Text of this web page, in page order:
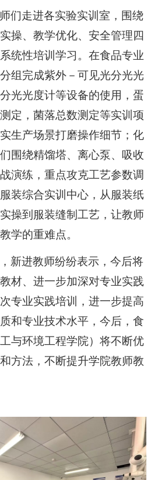
们走进各实验实训室，围绕
操、教学优化、安全管理四
统性培训学习。在食品专业
组完成紫外 －可见光分光光
光光度计等设备的使用 ，蛋
定，菌落总数测定等实训项
生产场景打磨操作细节；化
围绕精馏塔、离心泵、吸收
演练，重点攻克工艺参数调
服装综合实训中心，从服装纸
操到服装缝制工艺，让教师
学的重难点。
新进教师纷纷表示，今后将
材、进一步加深对专业实践
专业实践培训，进一步提高
和专业技术水平，今后，食
与环境工程学院）将不断优
方法，不断提升学院教师教